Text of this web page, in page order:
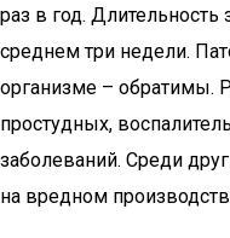
раз в год. Длительность
среднем три недели.
организме – обратимы.
простудных,
заболеваний. Среди
на вредном